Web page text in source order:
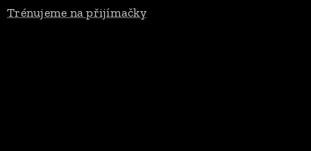
Trénujeme na přijímačky